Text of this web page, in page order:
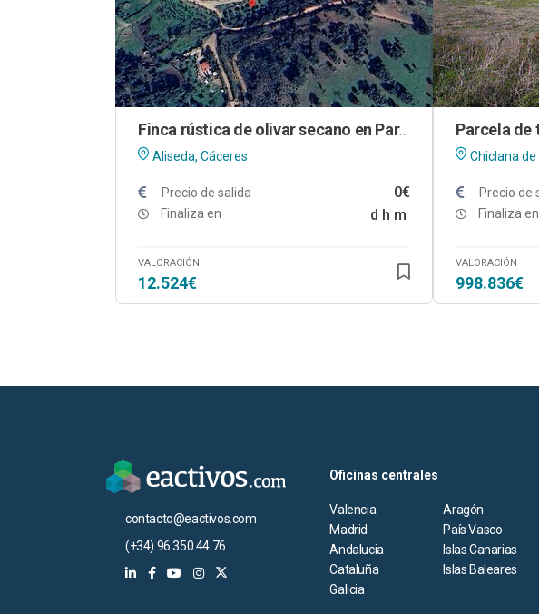
Finca rústica de olivar secano en Paraje Barrera Colorada, Aliseda (Cáceres)
Aliseda, Cáceres
Precio de salida 0€
Finaliza en d h m
VALORACIÓN
12.524€
Chiclana
Precio de
Finaliza en
VALORACIÓN
998.836€
contacto@eactivos.com
(+34) 96 350 44 76
Oficinas centrales
Valencia
Aragón
Madrid
País Vasco
Andalucia
Islas Canarias
Cataluña
Islas Baleares
Galicia